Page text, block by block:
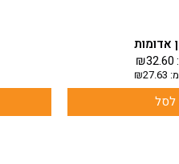
אדומות
₪32.60
₪27.63
לסל